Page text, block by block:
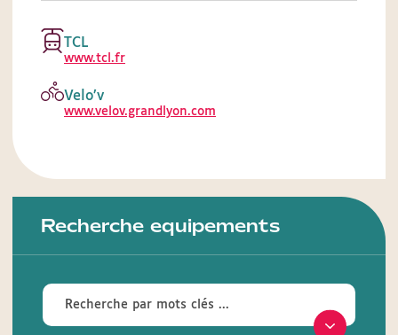
TCL
www.tcl.fr
Velo’v
www.velov.grandlyon.com
Recherche equipements